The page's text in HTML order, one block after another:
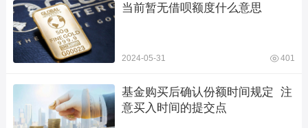
当前暂无借呗额度什么意思
2024-05-31 401
基金购买后确认份额时间规定  注
意买入时间的提交点